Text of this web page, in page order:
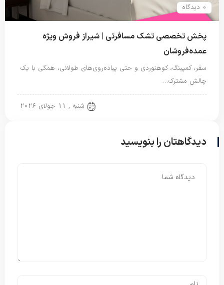
0 دیدگاه
پخش تخصصی تشک مسافرتی | شیراز فروش ویژه
عمده‌فروشان
سفر، کمپینگ، کوهنوردی و حتی پیاده‌روی‌های طولانی، همگی با یک
چالش مشترک…
شنبه , 11 جولای 2026
دیدگاهتان را بنویسید